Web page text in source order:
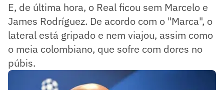
E, de última hora, o Real ficou sem Marcelo e
James Rodríguez. De acordo com o "Marca", o
lateral está gripado e nem viajou, assim como
o meia colombiano, que sofre com dores no
púbis.